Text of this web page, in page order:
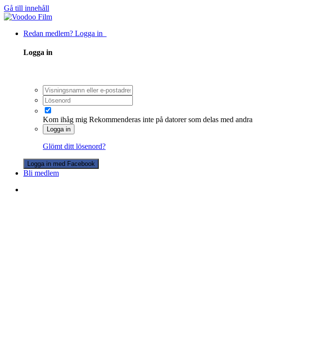
Gå till innehåll
Redan medlem? Logga in
Logga in
Kom ihåg mig Rekommenderas inte på datorer som delas med andra
Logga in
Glömt ditt lösenord?
Logga in med Facebook
Bli medlem